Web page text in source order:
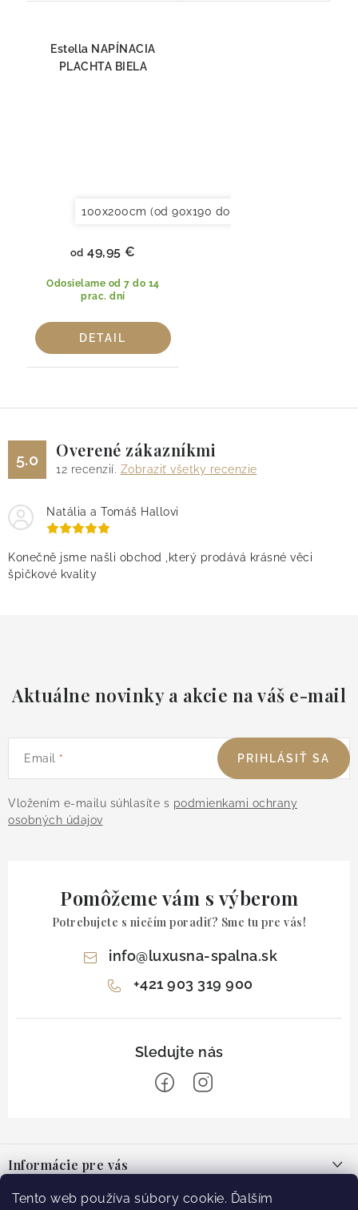
Tento web používa súbory cookie. Ďalším
Estella NAPÍNACIA
PLACHTA BIELA
100x200cm (od 90x190 do 120x220cm)
Odosielame od 7 do 14
prac. dní
od 49,95 €
DETAIL
5.0 Overené zákazníkmi
12 recenzií. Zobraziť všetky recenzie
Natália a Tomáš Hallovi
Konečně jsme našli obchod ,který prodává krásné věci
špičkové kvality
Aktuálne novinky a akcie na váš e-mail
Email
Vložením e-mailu súhlasíte s podmienkami ochrany
osobných údajov
PRIHLÁSIŤ SA
Pomôžeme vám s výberom
Potrebujete s niečím poradiť? Sme tu pre vás!
info@luxusna-spalna.sk
+421 903 319 900
pInformácie pre vás
O nás
Facebook